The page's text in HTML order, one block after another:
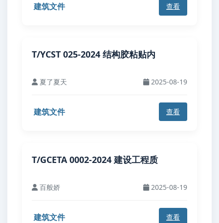
建筑文件 查看
T/YCST 025-2024 结构胶粘贴内
夏了夏天 2025-08-19
建筑文件 查看
T/GCETA 0002-2024 建设工程质
百般娇 2025-08-19
建筑文件 查看